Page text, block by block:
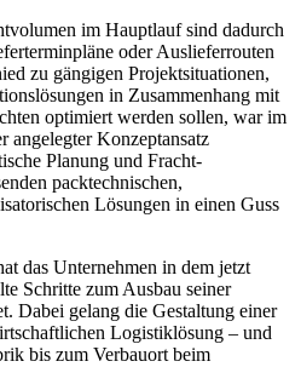
im Hauptlauf sind dadurch
oder Auslieferrouten
zu gängigen Projektsituationen,
in Zusammenhang mit
optimiert werden sollen, war im
angelegter Konzeptansatz
Planung und Fracht-
packtechnischen,
Lösungen in einen Guss
das Unternehmen in dem jetzt
Schritte zum Ausbau seiner
Dabei gelang die Gestaltung einer
Logistiklösung – und
bis zum Verbauort beim